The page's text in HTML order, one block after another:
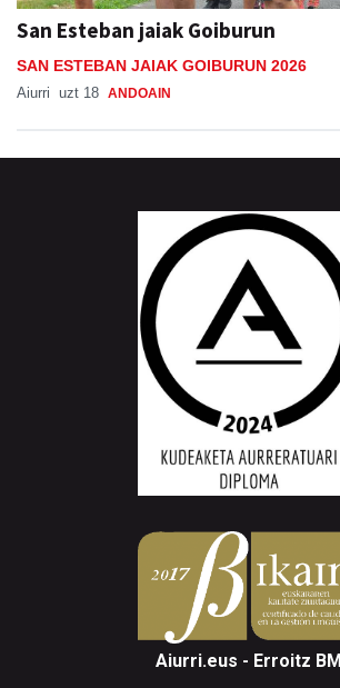
San Esteban jaiak Goiburun
SAN ESTEBAN JAIAK GOIBURUN 2026
Aiurri uzt 18 ANDOAIN
Aiurri.eus - Erroitz BM